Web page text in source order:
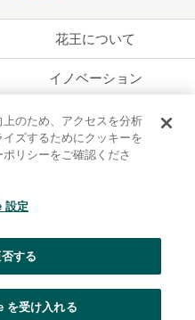
花王について
イノベーション
投資家情報
採用情報
個人情報保護方針
ィアポリシー
のため、アクセスを分析
ズするためにクッキーを
リシーをご確認くださ
設定
する
を受け入れる